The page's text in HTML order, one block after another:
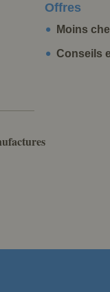
Offres
Moins
Conseils